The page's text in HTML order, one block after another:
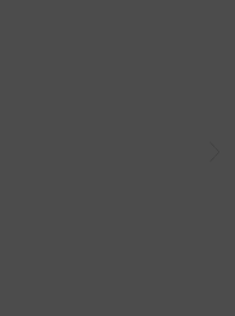
帯指定をしての出荷は
きません。